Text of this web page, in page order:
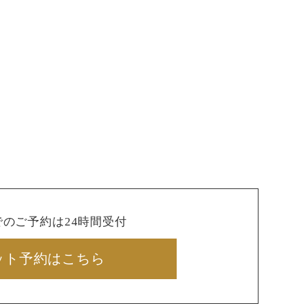
のご予約は24時間受付
ト予約はこちら